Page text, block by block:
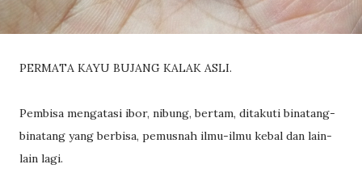
PERMATA KAYU BUJANG KALAK ASLI.
Pembisa mengatasi ibor, nibung, bertam, ditakuti binatang-
binatang yang berbisa, pemusnah ilmu-ilmu kebal dan lain-
lain lagi.